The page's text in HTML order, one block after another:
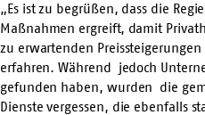
„Es ist zu begrüßen, dass die
Maßnahmen ergreift, damit
zu erwartenden
erfahren. Während jedoch
gefunden haben, wurden die
Dienste vergessen, die ebenfalls